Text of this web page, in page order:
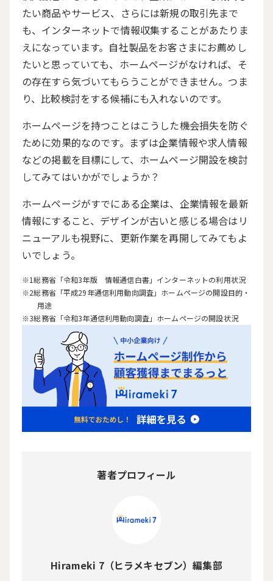
たい商品やサービス、さらには新規の取引先まで
も、インターネットで情報収集することがあたりま
えになっています。自社製品をお客さまにお薦めし
たいと思っていても、ホームページがなければ、そ
の存在すら気づいてもらうことができません。つま
り、比較検討をする候補にも入れないのです。
ホームページを持つことはこうした機会損失を防ぐ
ために効果的なのです。まずは企業情報や求人情報
などの掲載を目標にして、ホームページ開設を検討
してみてはいかがでしょうか？
ホームページがすでにある企業は、企業情報を最新
情報にすること、デザインが古いと感じる場合はリ
ニューアルも視野に、更新作業を再開してみてもよ
いでしょう。
総務省「令和3年版 情報通信白書」インターネットの利用状況
総務省「平成29年通信利用動向調査」ホームページの開設目的・
用途
総務省「令和3年通信利用動向調査」ホームページの開設状況
著者プロフィール
Hirameki 7（ヒラメキセブン）編集部